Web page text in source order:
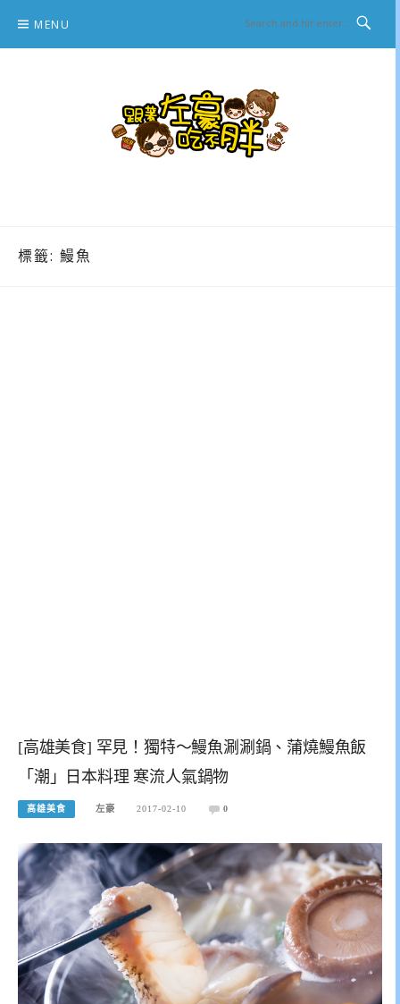
content
MENU
標籤: 鰻魚
[高雄美食] 罕見！獨特～鰻魚涮涮鍋、蒲燒鰻魚飯
「潮」日本料理 寒流人氣鍋物
高雄美食 左豪 2017-02-10 0